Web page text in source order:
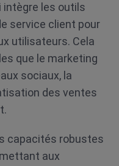
intègre les outils
service client pour
utilisateurs. Cela
que le marketing
sociaux, la
des ventes
capacités robustes
aux